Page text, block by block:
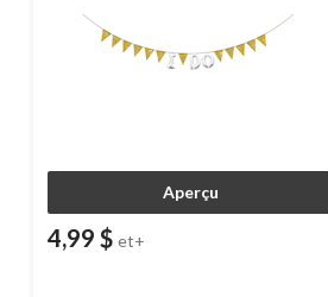
Aperçu
4,99 $ et+